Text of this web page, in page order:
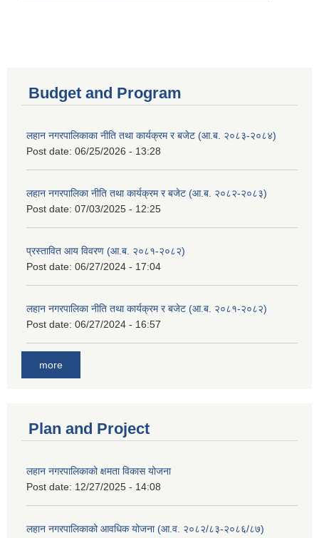
Budget and Program
लहान नगरपालिकाका नीति तथा कार्यक्रम र बजेट (आ.ब. २०८३-२०८४)
Post date: 06/25/2026 - 13:28
लहान नगरपालिका नीति तथा कार्यक्रम र बजेट (आ.ब. २०८२-२०८३)
Post date: 07/03/2025 - 12:25
प्रस्तावित आय विवरण (आ.ब. २०८१-२०८२)
Post date: 06/27/2024 - 17:04
लहान नगरपालिका नीति तथा कार्यक्रम र बजेट (आ.ब. २०८१-२०८२)
Post date: 06/27/2024 - 16:57
more
Plan and Project
लहान नगरपालिकाको क्षमता विकास योजना
Post date: 12/27/2025 - 14:08
लहान नगरपालिकाको आवधिक योजना (आ.व. २०८२/८३-२०८६/८७)